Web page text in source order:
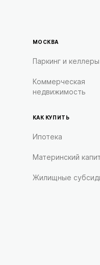
МОСКВА
Паркинг и келлеры
Коммерческая
недвижимость
КАК КУПИТЬ
Ипотека
Материнский
Жилищные